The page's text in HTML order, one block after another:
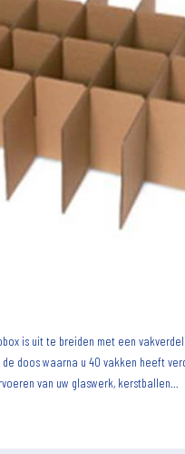
is uit te breiden met een
doos waarna u 40 vakken heeft
van uw glaswerk, kerstballen...